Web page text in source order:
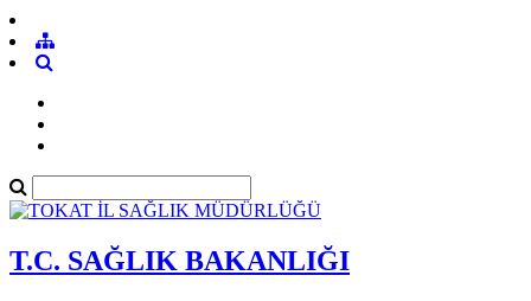
T.C. SAĞLIK BAKANLIĞI